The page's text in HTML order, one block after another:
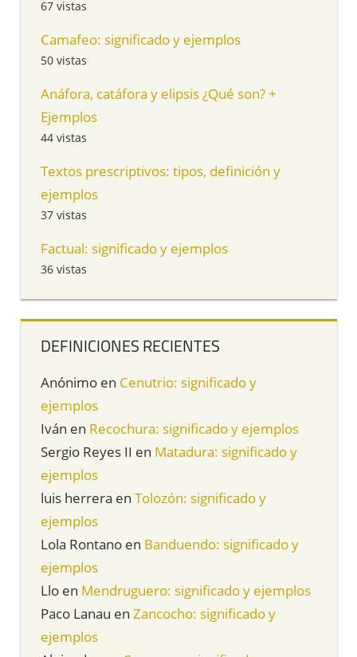
67 vistas
Camafeo: significado y ejemplos
50 vistas
Anáfora, catáfora y elipsis ¿Qué son? +
Ejemplos
44 vistas
Textos prescriptivos: tipos, definición y
ejemplos
37 vistas
Factual: significado y ejemplos
36 vistas
DEFINICIONES RECIENTES
Anónimo en Cenutrio: significado y
ejemplos
Iván en Recochura: significado y ejemplos
Sergio Reyes II en Matadura: significado y
ejemplos
luis herrera en Tolozón: significado y
ejemplos
Lola Rontano en Banduendo: significado y
ejemplos
Llo en Mendruguero: significado y ejemplos
Paco Lanau en Zancocho: significado y
ejemplos